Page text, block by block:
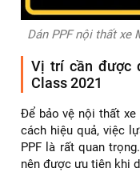
Dán PPF nội thất xe
Vị trí cần được
Class 2021
Để bảo vệ nội thất xe
cách hiệu quả, việc
PPF là rất quan
nên được ưu tiên khi